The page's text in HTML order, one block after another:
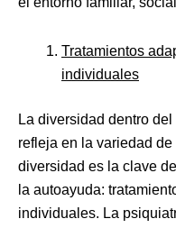
Tratamientos
individuales
La diversidad dentro
refleja en la variedad
diversidad es la clave
la autoayuda:
individuales. La